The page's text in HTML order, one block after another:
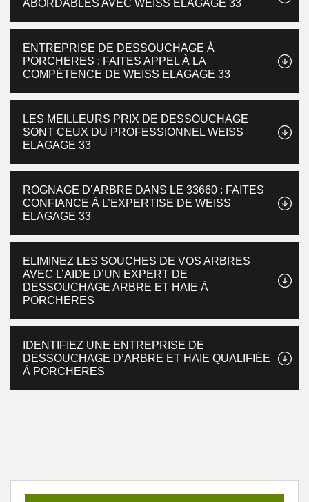
ABORDABLES AVEC WEISS ELAGAGE 33
ENTREPRISE DE DESSOUCHAGE À
PORCHERES : FAITES APPEL À LA
COMPÉTENCE DE WEISS ELAGAGE 33
LES MEILLEURS PRIX DE DESSOUCHAGE
SONT CEUX DU PROFESSIONNEL WEISS
ELAGAGE 33
ROGNAGE D’ARBRE DANS LE 33660 : FAITES
CONFIANCE À L’EXPERTISE DE WEISS
ELAGAGE 33
ELIMINEZ LES SOUCHES DE VOS ARBRES
AVEC L’AIDE D’UN EXPERT DE
DESSOUCHAGE ARBRE ET HAIE À
PORCHERES
IDENTIFIEZ UNE ENTREPRISE DE
DESSOUCHAGE D’ARBRE ET HAIE QUALIFIÉE
À PORCHERES